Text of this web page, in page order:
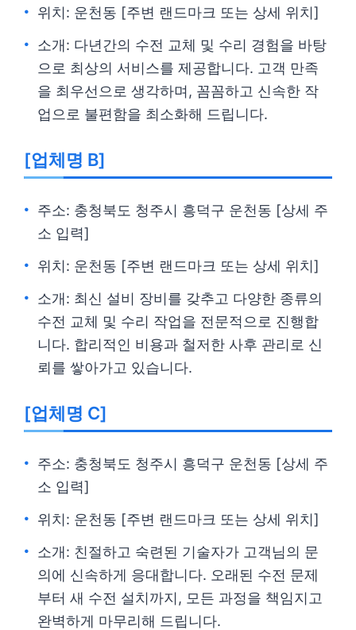
위치: 운천동 [주변 랜드마크 또는 상세 위치]
소개: 다년간의 수전 교체 및 수리 경험을 바탕
으로 최상의 서비스를 제공합니다. 고객 만족
을 최우선으로 생각하며, 꼼꼼하고 신속한 작
업으로 불편함을 최소화해 드립니다.
[업체명 B]
주소: 충청북도 청주시 흥덕구 운천동 [상세 주
소 입력]
위치: 운천동 [주변 랜드마크 또는 상세 위치]
소개: 최신 설비 장비를 갖추고 다양한 종류의
수전 교체 및 수리 작업을 전문적으로 진행합
니다. 합리적인 비용과 철저한 사후 관리로 신
뢰를 쌓아가고 있습니다.
[업체명 C]
주소: 충청북도 청주시 흥덕구 운천동 [상세 주
소 입력]
위치: 운천동 [주변 랜드마크 또는 상세 위치]
소개: 친절하고 숙련된 기술자가 고객님의 문
의에 신속하게 응대합니다. 오래된 수전 문제
부터 새 수전 설치까지, 모든 과정을 책임지고
완벽하게 마무리해 드립니다.